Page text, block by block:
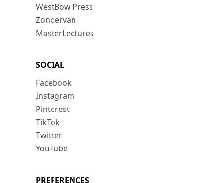
WestBow Press
Zondervan
MasterLectures
SOCIAL
Facebook
Instagram
Pinterest
TikTok
Twitter
YouTube
PREFERENCES